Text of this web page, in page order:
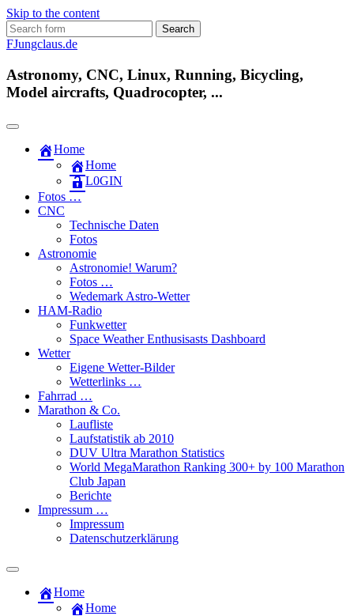
Skip to the content
Search
for:
FJungclaus.de
Astronomy, CNC, Linux, Running, Bicycling,
Model aircrafts, Quadrocopter, ...
Home
Home
L​0​​GIN
Fotos …
CNC
Technische Daten
Fotos
Astronomie
Astronomie! Warum?
Fotos …
Wedemark Astro-Wetter
HAM-Radio
Funkwetter
Space Weather Enthusisasts Dashboard
Wetter
Eigene Wetter-Bilder
Wetterlinks …
Fahrrad …
Marathon & Co.
Laufliste
Laufstatistik ab 2010
DUV Ultra Marathon Statistics
World MegaMarathon Ranking 300+ by 100 Marathon
Club Japan
Berichte
Impressum …
Impressum
Datenschutzerklärung
Toggle
field
Home
Home